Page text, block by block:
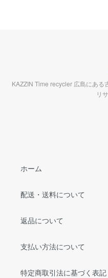
KAZZIN Time recycler 広島にある
リ
ホーム
配送・送料について
返品について
支払い方法について
特定商取引法に基づく表記